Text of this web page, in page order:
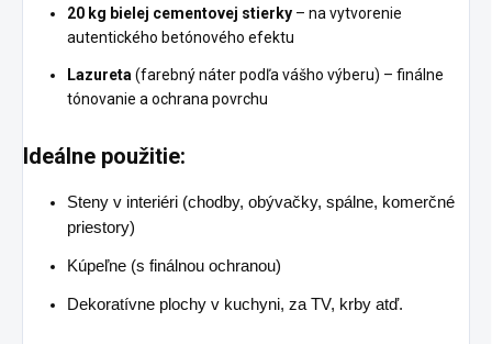
20 kg bielej cementovej stierky – na vytvorenie
autentického betónového efektu
Lazureta(farebný náter podľa vášho výberu) – finálne
tónovanie a ochrana povrchu
Ideálne použitie:
Steny v interiéri (chodby, obývačky, spálne, komerčné
priestory)
Kúpeľne (s finálnou ochranou)
Dekoratívne plochy v kuchyni, za TV, krby atď.